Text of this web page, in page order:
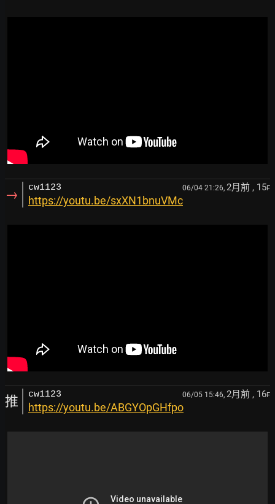
→ cw1123 06/04 21:26, 2月前 , 15F
https://youtu.be/sxXN1bnuVMc
推 cw1123 06/05 15:46, 2月前 , 16F
https://youtu.be/ABGYOpGHfpo